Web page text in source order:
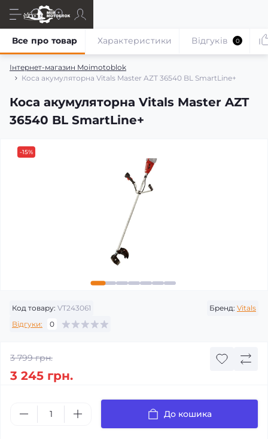
Інтернет-магазин Moimotoblok
Коса акумуляторна Vitals Master AZT 36540 BL SmartLine+
Коса акумуляторна Vitals Master AZT
36540 BL SmartLine+
Все про товар Характеристики Відгуків 0
-15%
Код товару: VT243061 Бренд: Vitals
Відгуки:
0
3 799 грн.
3 245 грн.
До кошика